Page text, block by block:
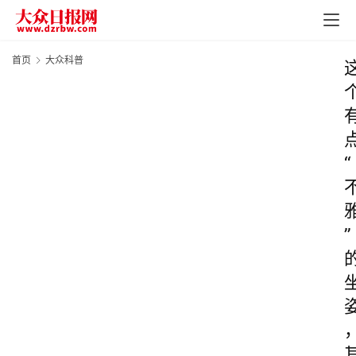
首页 大众科普
“
”